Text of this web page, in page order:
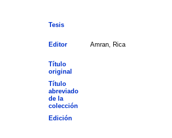
Tesis
Editor Amran, Rica
Título
original
Título
abreviado
de la
colección
Edición